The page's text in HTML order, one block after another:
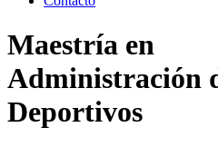
Maestría en
Administración
Deportivos